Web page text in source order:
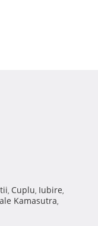
, Cuplu, Iubire,
Kamasutra,